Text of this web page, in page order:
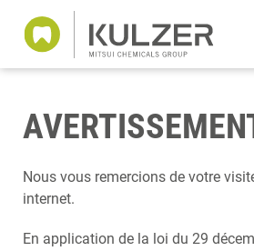
Nous vous remercions de votre
internet.
En application de la loi du 29